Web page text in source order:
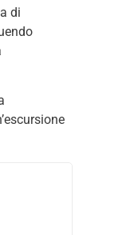
di